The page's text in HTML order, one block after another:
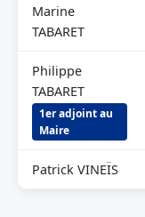
Marine
TABARET
Philippe
TABARET
1er adjoint au
Maire
Patrick VINEÏS